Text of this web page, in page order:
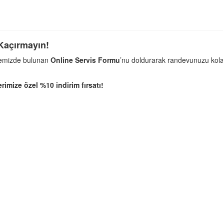
bulunan Online Servis Formu’nu doldurarak randevunuzu
özel %10 indirim fırsatı!